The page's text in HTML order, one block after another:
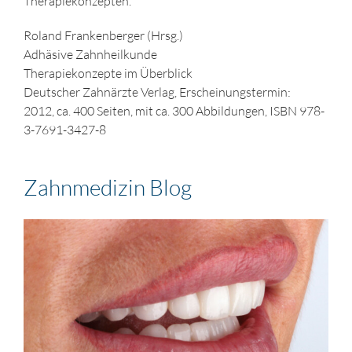
Roland Frankenberger (Hrsg.)
Adhäsive Zahnheilkunde
Therapiekonzepte im Überblick
Deutscher Zahnärzte Verlag, Erscheinungstermin:
2012, ca. 400 Seiten, mit ca. 300 Abbildungen, ISBN 978-
3-7691-3427-8
Zahnmedizin Blog